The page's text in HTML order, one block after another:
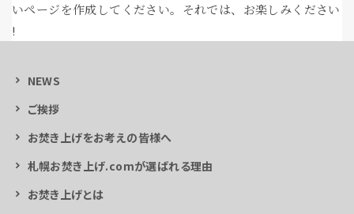
いページを作成してください。それでは、お楽しみください
!
NEWS
ご挨拶
お焚き上げをお考えの皆様へ
札幌お焚き上げ.comが選ばれる理由
お焚き上げとは